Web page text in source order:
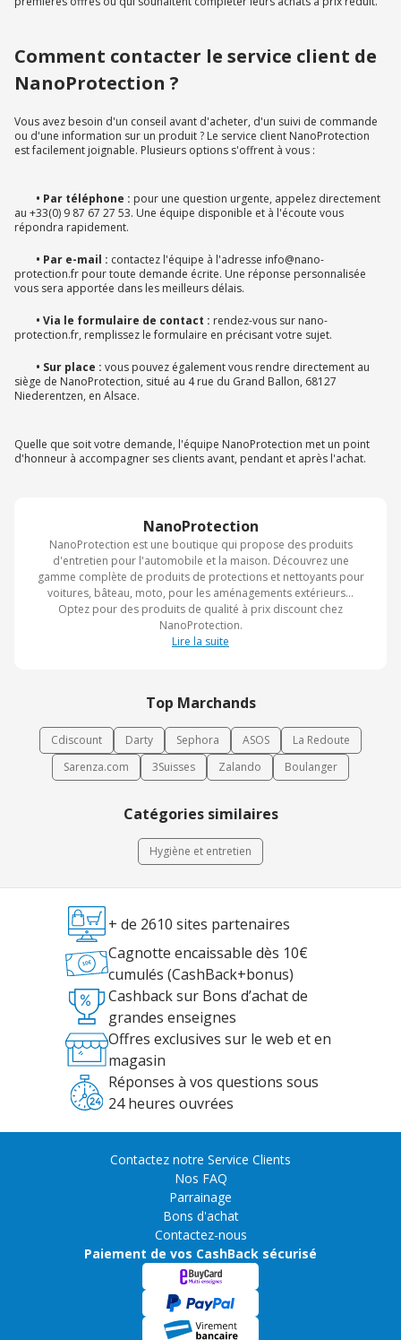
NanoProtection
NanoProtection est une boutique qui propose des produits
d'entretien pour l'automobile et la maison. Découvrez une
gamme complète de produits de protections et nettoyants pour
voitures, bâteau, moto, pour les aménagements extérieurs...
Optez pour des produits de qualité à prix discount chez
NanoProtection.
Lire la suite
Top Marchands
Cdiscount Darty Sephora ASOS
La Redoute
Sarenza.com
3Suisses Zalando Boulanger
Catégories similaires
Hygiène et entretien
Comment contacter le service client de
NanoProtection ?
Vous avez besoin d'un conseil avant d'acheter, d'un suivi de commande
ou d'une information sur un produit ? Le service client NanoProtection
est facilement joignable. Plusieurs options s'offrent à vous :
• Par téléphone : pour une question urgente, appelez directement
au +33(0) 9 87 67 27 53. Une équipe disponible et à l'écoute vous
répondra rapidement.
• Par e-mail : contactez l'équipe à l'adresse info@nano-
protection.fr pour toute demande écrite. Une réponse personnalisée
vous sera apportée dans les meilleurs délais.
• Via le formulaire de contact : rendez-vous sur nano-
protection.fr, remplissez le formulaire en précisant votre sujet.
• Sur place : vous pouvez également vous rendre directement au
siège de NanoProtection, situé au 4 rue du Grand Ballon, 68127
Niederentzen, en Alsace.
Quelle que soit votre demande, l'équipe NanoProtection met un point
d'honneur à accompagner ses clients avant, pendant et après l'achat.
+ de 2610 sites partenaires
Cagnotte encaissable dès 10€
cumulés (CashBack+bonus)
Cashback sur Bons d’achat de
grandes enseignes
Offres exclusives sur le web et en
magasin
Réponses à vos questions sous
24 heures ouvrées
Contactez notre Service Clients
Nos FAQ
Parrainage
Bons d'achat
Contactez-nous
Paiement de vos CashBack sécurisé